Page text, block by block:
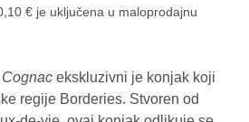
€ je uključena u maloprodajnu
ekskluzivni je konjak koji
regije Borderies. Stvoren od